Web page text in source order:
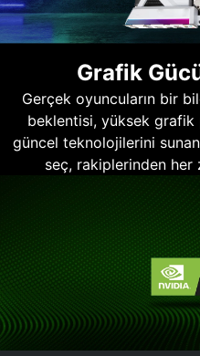
Grafik
Gerçek oyuncuların bir
beklentisi, yüksek grafik
güncel teknolojilerini
seç, rakiplerinden her